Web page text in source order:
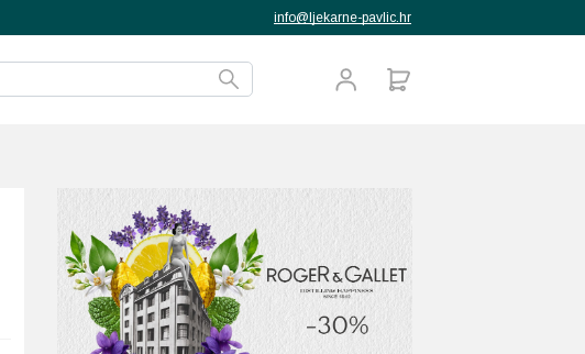
info@ljekarne-pavlic.hr